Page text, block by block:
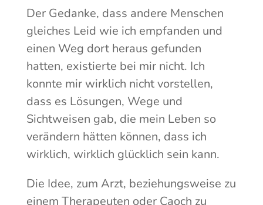
Der Gedanke, dass andere Menschen
gleiches Leid wie ich empfanden und
einen Weg dort heraus gefunden
hatten, existierte bei mir nicht. Ich
konnte mir wirklich nicht vorstellen,
dass es Lösungen, Wege und
Sichtweisen gab, die mein Leben so
verändern hätten können, dass ich
wirklich, wirklich glücklich sein kann.
Die Idee, zum Arzt, beziehungsweise zu
einem Therapeuten oder Caoch zu